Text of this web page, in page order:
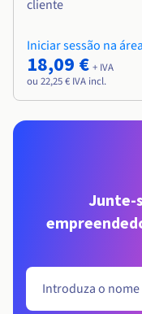
cliente
Iniciar sessão na
18,09 € + IVA
ou 22,25 € IVA incl.
Junte-